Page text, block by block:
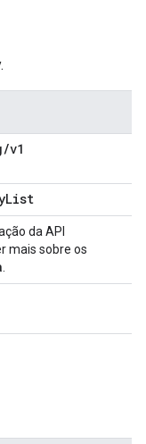
/v1
List
da API
mais sobre os